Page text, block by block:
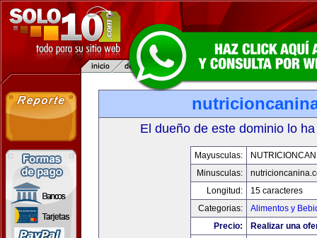
El dueño de este dominio lo
Mayusculas:
Minusculas:
Longitud:
15 caracteres
Categorias:
Alimentos y
Precio:
Realizar una